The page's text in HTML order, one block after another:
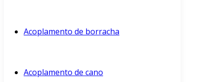
Acoplamento de borracha
Acoplamento de cano